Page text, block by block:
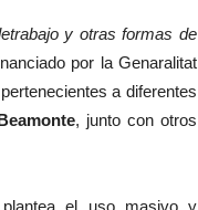
y otras formas de
por la Genaralitat
a diferentes
, junto con otros
el uso masivo y